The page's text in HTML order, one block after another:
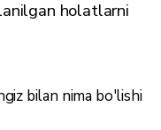
holatlarni
bilan nima bo'lishi